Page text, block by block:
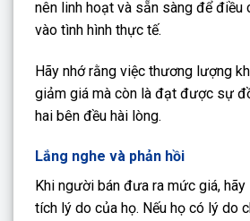
nên linh hoạt và sẵn sàng để điều
vào tình hình thực tế.
Hãy nhớ rằng việc thương lượng
giảm giá mà còn là đạt được sự
hai bên đều hài lòng.
Lắng nghe và phản hồi
Khi người bán đưa ra mức giá,
tích lý do của họ. Nếu họ có lý do